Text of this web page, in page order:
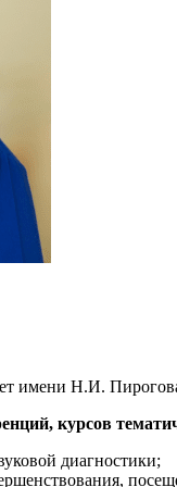
имени Н.И.
курсов
диагностики;